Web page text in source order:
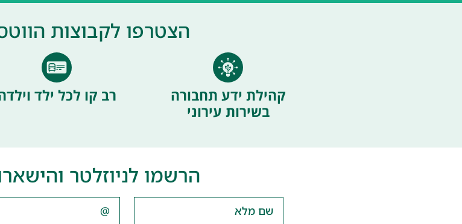
הצטרפו לקבוצות
קהילת ידע תחבורה
בשירות עירוני
רב קו לכל ילד
הרשמו לניוזלטר